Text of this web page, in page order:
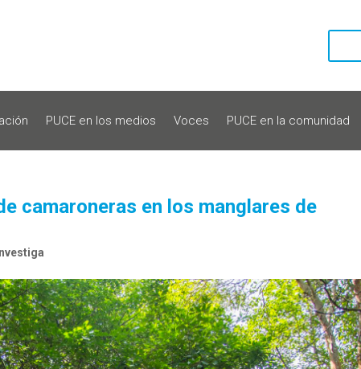
PUCE en los medios Voces PUCE en la comunidad
camaroneras en los manglares de